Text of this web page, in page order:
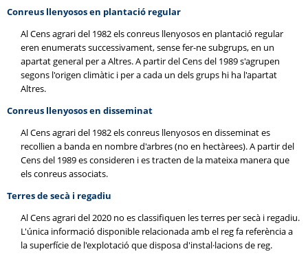
Conreus llenyosos en plantació regular
Al Cens agrari del 1982 els conreus llenyosos en plantació regular
eren enumerats successivament, sense fer-ne subgrups, en un
apartat general per a Altres. A partir del Cens del 1989 s'agrupen
segons l'origen climàtic i per a cada un dels grups hi ha l'apartat
Altres.
Conreus llenyosos en disseminat
Al Cens agrari del 1982 els conreus llenyosos en disseminat es
recollien a banda en nombre d'arbres (no en hectàrees). A partir del
Cens del 1989 es consideren i es tracten de la mateixa manera que
els conreus associats.
Terres de secà i regadiu
Al Cens agrari del 2020 no es classifiquen les terres per secà i regadiu.
L'única informació disponible relacionada amb el reg fa referència a
la superfície de l'explotació que disposa d'instal·lacions de reg.